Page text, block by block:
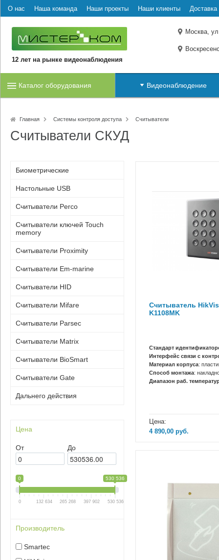
О нас Наша команда Наши проекты Наши клиенты Доставка
12 лет на рынке видеонаблюдения
Москва,
Каталог оборудования Видеонаблюдение
Главная Системы контроля доступа Считыватели
Считыватели СКУД
Биометрические
Настольные USB
Считыватели Perco
Считыватели ключей Touch
memory
Считыватели Proximity
Считыватели Em-marine
Считыватели HID
Считыватели Mifare
Считыватели Parsec
Считыватели Matrix
Считыватели BioSmart
Считыватели Gate
Дальнего действия
Цена
От До
0 530 536
0 132 634 265 268 397 902 530 536
Производитель
Smartec
Считыватель
K1108MK
Стандарт
Интерфейс связи с
Материал корпуса:
Способ монтажа:
Диапазон раб.
Цена:
4 890,00 руб.